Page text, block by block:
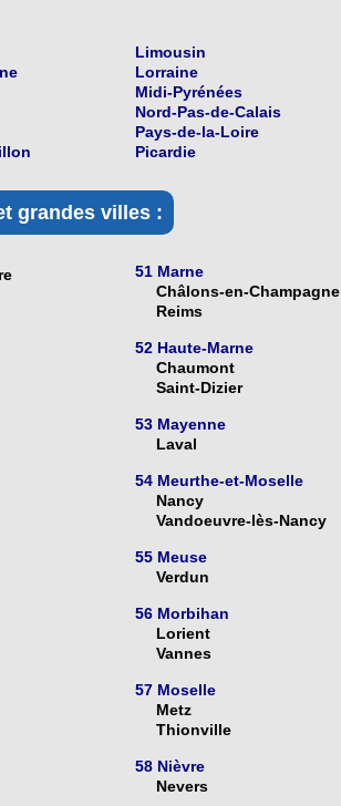
Limousin
Lorraine
Midi-Pyrénées
Nord-Pas-de-Calais
Pays-de-la-Loire
Picardie
grandes villes :
51 Marne
Châlons-en-Champagne
Reims
52 Haute-Marne
Chaumont
Saint-Dizier
53 Mayenne
Laval
54 Meurthe-et-Moselle
Nancy
Vandoeuvre-lès-Nancy
55 Meuse
Verdun
56 Morbihan
Lorient
Vannes
57 Moselle
Metz
Thionville
58 Nièvre
Nevers